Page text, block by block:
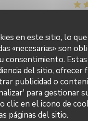
en este sitio, lo
«necesarias» son
consentimiento.
del sitio,
publicidad o
para gestionar
clic en el icono de
páginas del sitio.
Tout est fait maison.
gibier, boeuf tout est
il ne faut pas faire
: /5 Menú : /5 Calidad /
Au Cheval